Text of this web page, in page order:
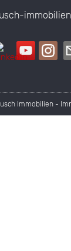
Immobilien -